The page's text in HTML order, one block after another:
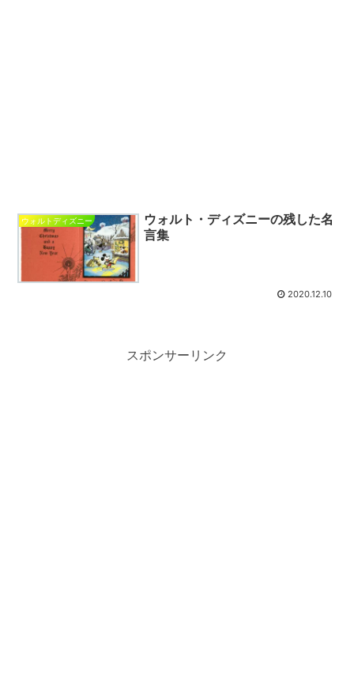
ウォルトディズニー
ウォルト・ディズニーの残した名
言集
2020.12.10
スポンサーリンク